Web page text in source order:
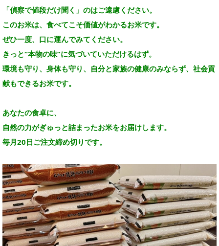
「偵察で値段だけ聞く」のはご遠慮ください。
このお米は、食べてこそ価値がわかるお米です。
ぜひ一度、口に運んでみてください。
きっと“本物の味”に気づいていただけるはず。
環境も守り、身体も守り、自分と家族の健康のみならず、社会貢
献もできるお米です。
あなたの食卓に、
自然の力がぎゅっと詰まったお米をお届けします。
毎月20日ご注文締め切りです。